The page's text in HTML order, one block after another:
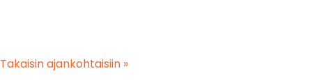
Takaisin ajankohtaisiin »